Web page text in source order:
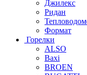
Джилекс
Ридан
Формат
Горелки
ALSO
Baxi
BROEN